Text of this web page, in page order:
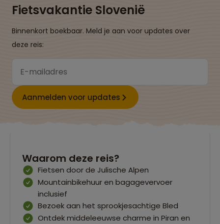
Fietsvakantie Slovenië
Binnenkort boekbaar. Meld je aan voor updates over
deze reis:
Aanmelden voor updates
Waarom deze reis?
Fietsen door de Julische Alpen
Mountainbikehuur en bagagevervoer
inclusief
Bezoek aan het sprookjesachtige Bled
Ontdek middeleeuwse charme in Piran en